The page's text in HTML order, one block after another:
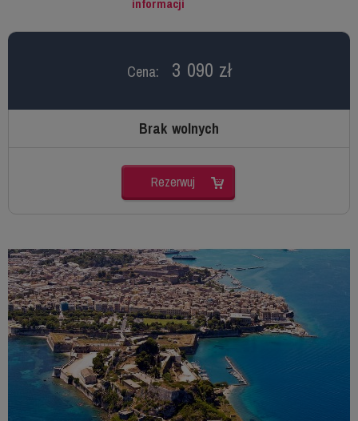
informacji
Cena: 3 090 zł
Brak wolnych
Rezerwuj